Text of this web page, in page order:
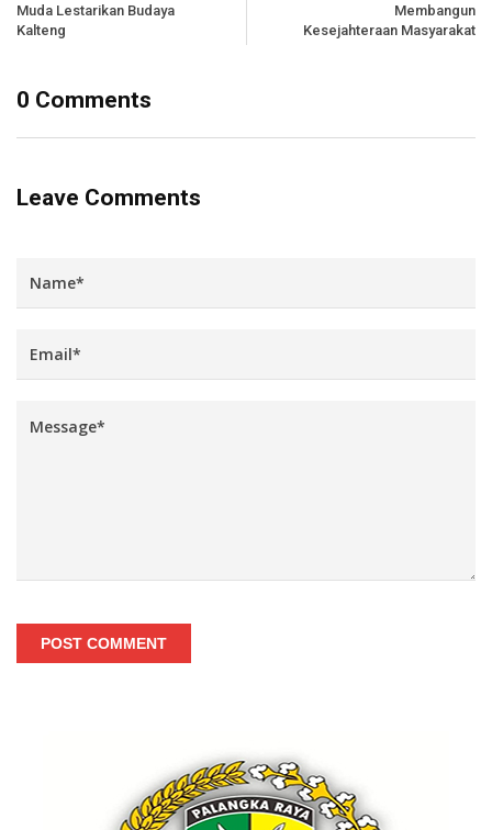
Muda Lestarikan Budaya
Kalteng
Membangun
Kesejahteraan Masyarakat
0 Comments
Leave Comments
POST COMMENT